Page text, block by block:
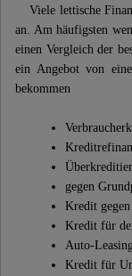
Viele lettische
an. Am häufigsten
einen Vergleich der
ein Angebot von
bekommen
gegen
Kredit
Kredit für
Auto-Leasing
Kredit für